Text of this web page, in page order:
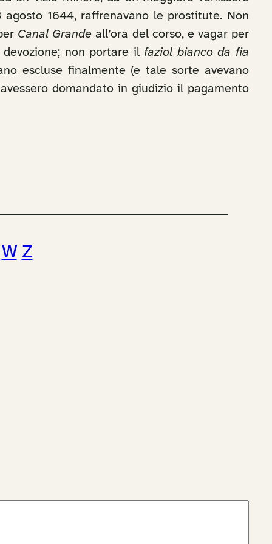
1644, raffrenavano le prostitute. Non
Canal Grande all’ora del corso, e vagar per
non portare il faziol bianco da fia
escluse finalmente (e tale sorte avevano
domandato in giudizio il pagamento
W Z